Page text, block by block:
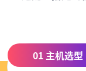
01 主机选型